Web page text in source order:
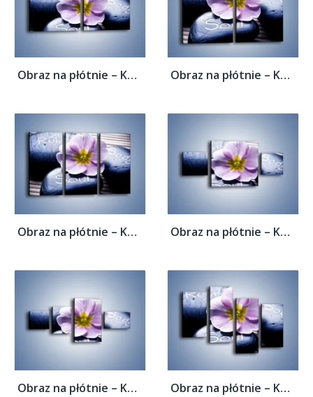
Obraz na płótnie – Kwiat z przekazem –... Obraz na płótnie – Kwiat z przekazem –...
Obraz na płótnie – Kwiat z przekazem –... Obraz na płótnie – Kwiat z przekazem –...
Obraz na płótnie – Kwiat z przekazem –... Obraz na płótnie – Kwiat z przekazem –...